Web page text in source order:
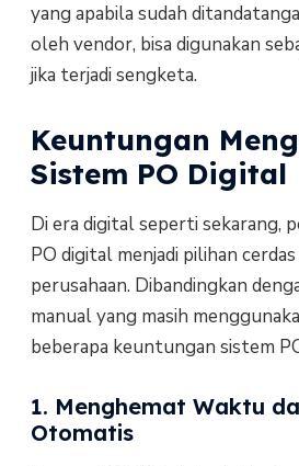
yang apabila sudah
oleh vendor, bisa digunakan
jika terjadi sengketa.
Keuntungan
Sistem PO Digital
Di era digital seperti sekarang,
PO digital menjadi pilihan
perusahaan. Dibandingkan
manual yang masih
beberapa keuntungan sistem
1. Menghemat Waktu
Otomatis